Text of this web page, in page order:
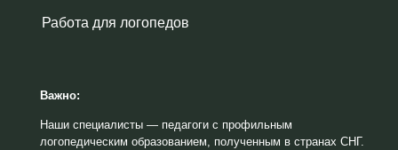
Работа для логопедов
Важно:
Наши специалисты — педагоги с профильным
логопедическим образованием, полученным в странах СНГ.